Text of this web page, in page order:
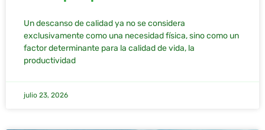
Un descanso de calidad ya no se considera
exclusivamente como una necesidad física, sino como un
factor determinante para la calidad de vida, la
productividad
julio 23, 2026